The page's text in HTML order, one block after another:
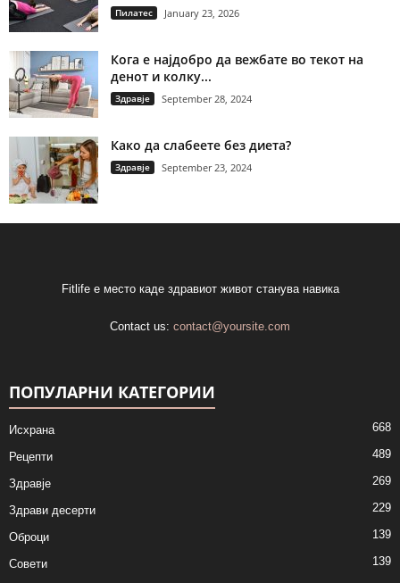
Пилатес January 23, 2026
Кога е најдобро да вежбате во текот на
денот и колку...
Здравје September 28, 2024
Како да слабеете без диета?
Здравје September 23, 2024
Fitlife е место каде здравиот живот станува навика
Contact us: contact@yoursite.com
ПОПУЛАРНИ КАТЕГОРИИ
Исхрана 668
Рецепти 489
Здравје 269
Здрави десерти 229
Оброци 139
Совети
139